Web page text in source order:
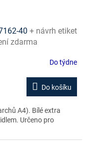
40 + návrh etiket
zdarma
Do týdne
Do košíku
A4). Bílé extra
Určeno pro